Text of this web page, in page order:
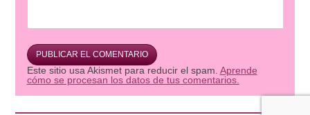
Este sitio usa Akismet para reducir el spam. Aprende
cómo se procesan los datos de tus comentarios.